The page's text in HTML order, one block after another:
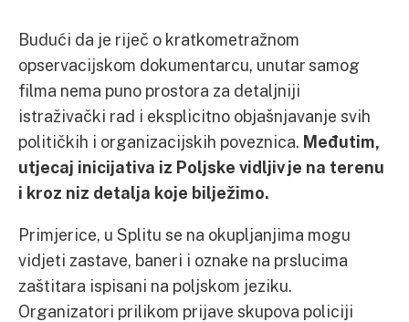
Budući da je riječ o kratkometražnom
opservacijskom dokumentarcu, unutar samog
filma nema puno prostora za detaljniji
istraživački rad i eksplicitno objašnjavanje svih
političkih i organizacijskih poveznica. Međutim,
utjecaj inicijativa iz Poljske vidljiv je na terenu
i kroz niz detalja koje bilježimo.
Primjerice, u Splitu se na okupljanjima mogu
vidjeti zastave, baneri i oznake na prslucima
zaštitara ispisani na poljskom jeziku.
Organizatori prilikom prijave skupova policiji